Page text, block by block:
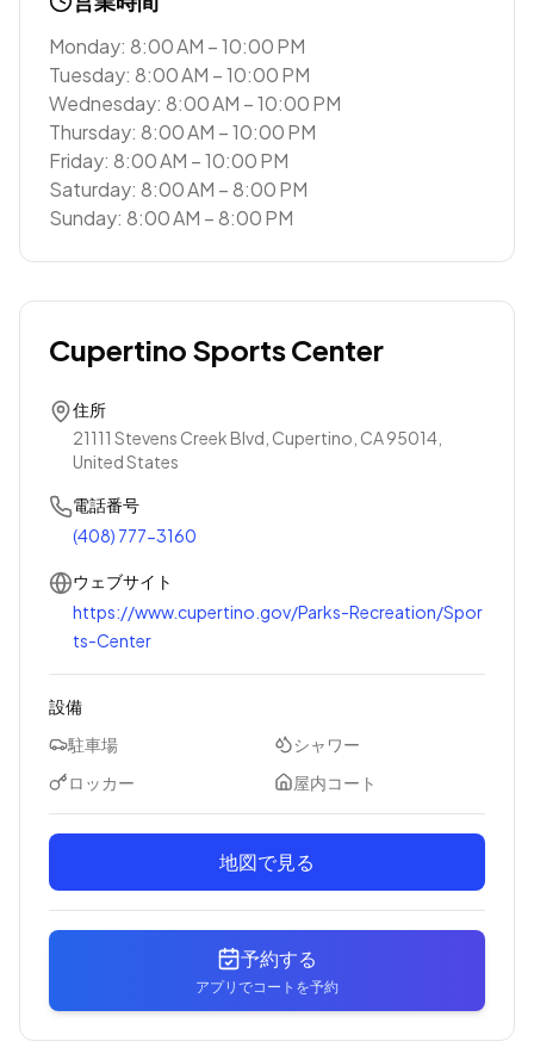
Monday: 8:00 AM – 10:00 PM
Tuesday: 8:00 AM – 10:00 PM
Wednesday: 8:00 AM – 10:00 PM
Thursday: 8:00 AM – 10:00 PM
Friday: 8:00 AM – 10:00 PM
Saturday: 8:00 AM – 8:00 PM
Sunday: 8:00 AM – 8:00 PM
Cupertino Sports Center
住所
21111 Stevens Creek Blvd, Cupertino, CA 95014,
United States
電話番号
(408) 777-3160
ウェブサイト
https://www.cupertino.gov/Parks-Recreation/Spor
ts-Center
設備
駐車場
シャワー
ロッカー
屋内コート
地図で見る
予約する
アプリでコートを予約